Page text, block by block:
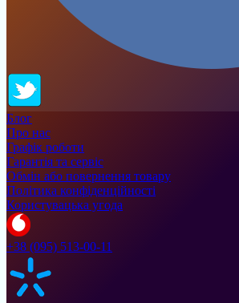
Блог
Про нас
Графік роботи
Гарантія та сервіс
Обмін або повернення товару
Політика конфіденційності
Користувацька угода
+38 (095) 513-00-11